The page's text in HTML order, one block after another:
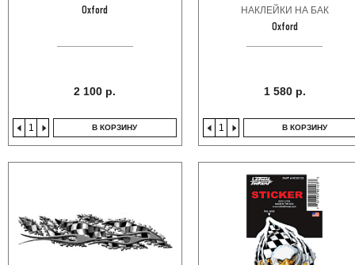
Oxford
2 100 р.
В КОРЗИНУ
НАКЛЕЙКИ НА БАК
Oxford
1 580 р.
В КОРЗИНУ